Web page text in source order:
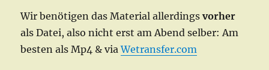
Wir benötigen das Material allerdingsvorher
als Datei, also nicht erst am Abend selber: Am
besten als Mp4 & viaWetransfer.com